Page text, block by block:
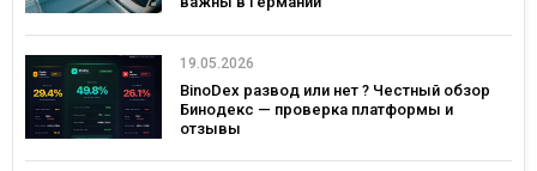
19.05.2026
BinoDex развод или нет ? Честный обзор
Бинодекс — проверка платформы и
отзывы